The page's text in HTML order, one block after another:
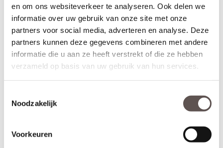
en om ons websiteverkeer te analyseren. Ook delen we
informatie over uw gebruik van onze site met onze
partners voor social media, adverteren en analyse. Deze
partners kunnen deze gegevens combineren met andere
informatie die u aan ze heeft verstrekt of die ze hebben
verzameld op basis van uw gebruik van hun services.
Noodzakelijk
Voorkeuren
Thuisbezorgd in slechts 5 werkdagen
(Glasmontage of andere bewerkingen verlengt de levertijd met 3
werkdagen)
Bekijk de video over de deuren uit de Dimension collectie: